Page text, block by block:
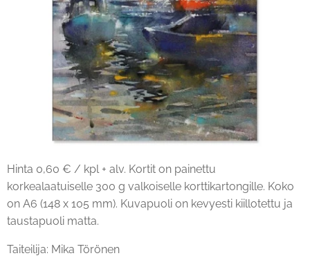
Hinta 0,60 € / kpl + alv. Kortit on painettu
korkealaatuiselle 300 g valkoiselle korttikartongille. Koko
on A6 (148 x 105 mm). Kuvapuoli on kevyesti kiillotettu ja
taustapuoli matta.
Taiteilija: Mika Törönen